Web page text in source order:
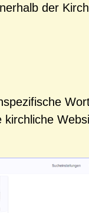
der
kirchliche